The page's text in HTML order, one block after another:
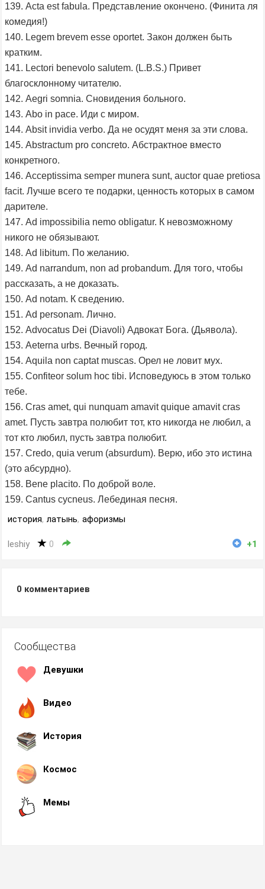
139. Acta est fabula. Представление окончено. (Финита ля
комедия!)
140. Legem brevem esse oportet. Закон должен быть
кратким.
141. Lectori benevolo salutem. (L.B.S.) Привет
благосклонному читателю.
142. Aegri somnia. Сновидения больного.
143. Abo in pace. Иди с миром.
144. Absit invidia verbo. Да не осудят меня за эти слова.
145. Abstractum pro concreto. Абстрактное вместо
конкретного.
146. Acceptissima semper munera sunt, auctor quae pretiosa
facit. Лучше всего те подарки, ценность которых в самом
дарителе.
147. Ad impossibilia nemo obligatur. К невозможному
никого не обязывают.
148. Ad libitum. По желанию.
149. Ad narrandum, non ad probandum. Для того, чтобы
рассказать, а не доказать.
150. Ad notam. К сведению.
151. Ad personam. Лично.
152. Advocatus Dei (Diavoli) Адвокат Бога. (Дьявола).
153. Aeterna urbs. Вечный город.
154. Aquila non captat muscas. Орел не ловит мух.
155. Confiteor solum hoc tibi. Исповедуюсь в этом только
тебе.
156. Cras amet, qui nunquam amavit quique amavit cras
amet. Пусть завтра полюбит тот, кто никогда не любил, а
тот кто любил, пусть завтра полюбит.
157. Credo, quia verum (absurdum). Верю, ибо это истина
(это абсурдно).
158. Bene placito. По доброй воле.
159. Cantus cycneus. Лебединая песня.
история, латынь, афоризмы
leshiy 0 +1
0 комментариев
Сообщества
Девушки
Видео
История
Космос
Мемы